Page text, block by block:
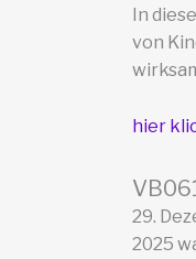
In
von
hier
29.
2025